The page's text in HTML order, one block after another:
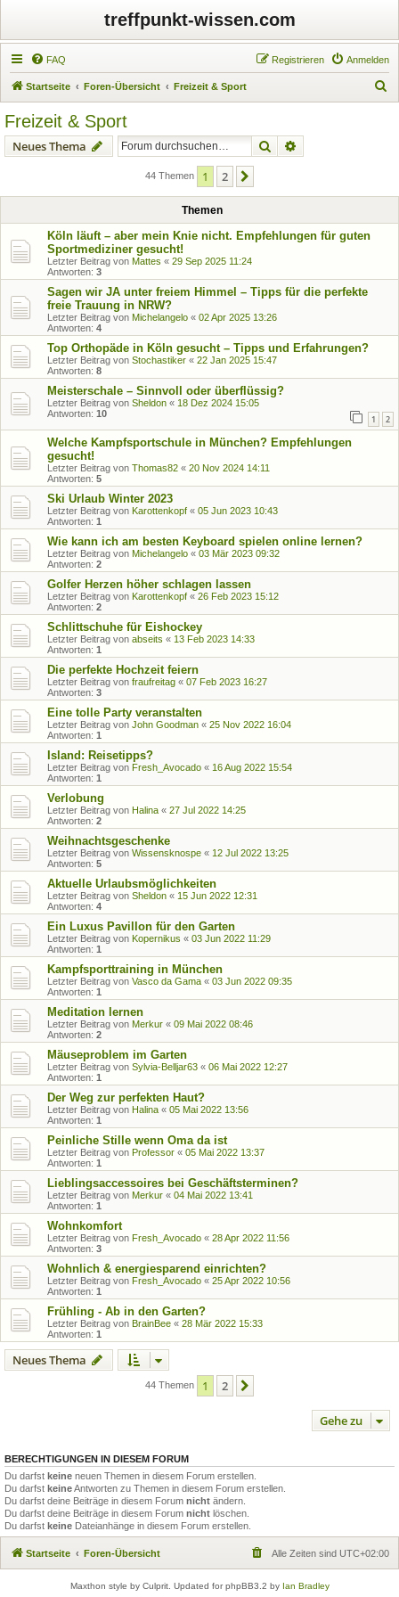
treffpunkt-wissen.com
FAQ Anmelden
Registrieren
Startseite Foren-Übersicht Freizeit & Sport
Freizeit & Sport
Neues Thema Suche
44 Themen 1 2
Themen
Köln läuft – aber mein Knie nicht. Empfehlungen für guten
Sportmediziner gesucht!
Letzter Beitrag von Mattes « 29 Sep 2025 11:24
Antworten: 3
Sagen wir JA unter freiem Himmel – Tipps für die perfekte
freie Trauung in NRW?
Letzter Beitrag von Michelangelo « 02 Apr 2025 13:26
Antworten: 4
Top Orthopäde in Köln gesucht – Tipps und Erfahrungen?
Letzter Beitrag von Stochastiker « 22 Jan 2025 15:47
Antworten: 8
Meisterschale – Sinnvoll oder überflüssig?
Letzter Beitrag von Sheldon « 18 Dez 2024 15:05
Antworten: 10 1 2
Welche Kampfsportschule in München? Empfehlungen
gesucht!
Letzter Beitrag von Thomas82 « 20 Nov 2024 14:11
Antworten: 5
Ski Urlaub Winter 2023
Letzter Beitrag von Karottenkopf « 05 Jun 2023 10:43
Antworten: 1
Wie kann ich am besten Keyboard spielen online lernen?
Letzter Beitrag von Michelangelo « 03 Mär 2023 09:32
Antworten: 2
Golfer Herzen höher schlagen lassen
Letzter Beitrag von Karottenkopf « 26 Feb 2023 15:12
Antworten: 2
Schlittschuhe für Eishockey
Letzter Beitrag von abseits « 13 Feb 2023 14:33
Antworten: 1
Die perfekte Hochzeit feiern
Letzter Beitrag von fraufreitag « 07 Feb 2023 16:27
Antworten: 3
Eine tolle Party veranstalten
Letzter Beitrag von John Goodman « 25 Nov 2022 16:04
Antworten: 1
Island: Reisetipps?
Letzter Beitrag von Fresh_Avocado « 16 Aug 2022 15:54
Antworten: 1
Verlobung
Letzter Beitrag von Halina « 27 Jul 2022 14:25
Antworten: 2
Weihnachtsgeschenke
Letzter Beitrag von Wissensknospe « 12 Jul 2022 13:25
Antworten: 5
Aktuelle Urlaubsmöglichkeiten
Letzter Beitrag von Sheldon « 15 Jun 2022 12:31
Antworten: 4
Ein Luxus Pavillon für den Garten
Letzter Beitrag von Kopernikus « 03 Jun 2022 11:29
Antworten: 1
Kampfsporttraining in München
Letzter Beitrag von Vasco da Gama « 03 Jun 2022 09:35
Antworten: 1
Meditation lernen
Letzter Beitrag von Merkur « 09 Mai 2022 08:46
Antworten: 2
Mäuseproblem im Garten
Letzter Beitrag von Sylvia-Belljar63 « 06 Mai 2022 12:27
Antworten: 1
Der Weg zur perfekten Haut?
Letzter Beitrag von Halina « 05 Mai 2022 13:56
Antworten: 1
Peinliche Stille wenn Oma da ist
Letzter Beitrag von Professor « 05 Mai 2022 13:37
Antworten: 1
Lieblingsaccessoires bei Geschäftsterminen?
Letzter Beitrag von Merkur « 04 Mai 2022 13:41
Antworten: 1
Wohnkomfort
Letzter Beitrag von Fresh_Avocado « 28 Apr 2022 11:56
Antworten: 3
Wohnlich & energiesparend einrichten?
Letzter Beitrag von Fresh_Avocado « 25 Apr 2022 10:56
Antworten: 1
Frühling - Ab in den Garten?
Letzter Beitrag von BrainBee « 28 Mär 2022 15:33
Antworten: 1
Neues Thema
44 Themen 1 2
Gehe zu
BERECHTIGUNGEN IN DIESEM FORUM
Du darfst keine neuen Themen in diesem Forum erstellen.
Du darfst keineAntworten zu Themen in diesem Forum erstellen.
Du darfst deine Beiträge in diesem Forum nicht ändern.
Du darfst deine Beiträge in diesem Forum nicht löschen.
Du darfst keine Dateianhänge in diesem Forum erstellen.
Startseite Foren-Übersicht Alle Zeiten sind UTC+02:00
Maxthon style by Culprit. Updated for phpBB3.2 by Ian Bradley